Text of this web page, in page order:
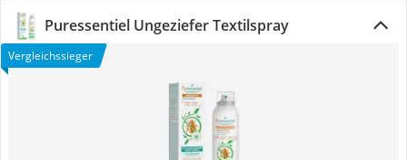
Puressentiel Ungeziefer Textilspray
Vergleichssieger